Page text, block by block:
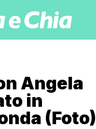
Angela
in
(Foto)